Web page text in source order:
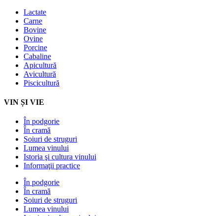
Lactate
Carne
Bovine
Ovine
Porcine
Cabaline
Apicultură
Avicultură
Piscicultură
VIN ȘI VIE
În podgorie
În cramă
Soiuri de struguri
Lumea vinului
Istoria şi cultura vinului
Informaţii practice
În podgorie
În cramă
Soiuri de struguri
Lumea vinului